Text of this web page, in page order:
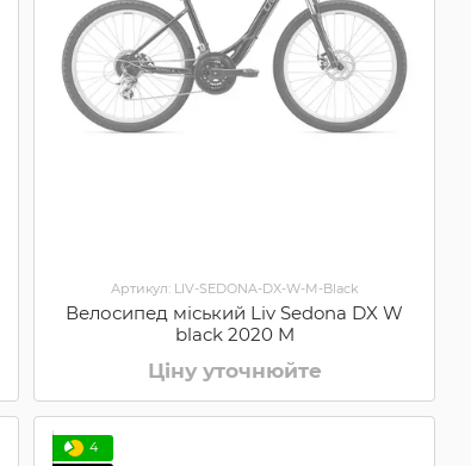
Артикул: LIV-SEDONA-DX-W-M-Black
Велосипед міський Liv Sedona DX W
black 2020 M
Ціну уточнюйте
4